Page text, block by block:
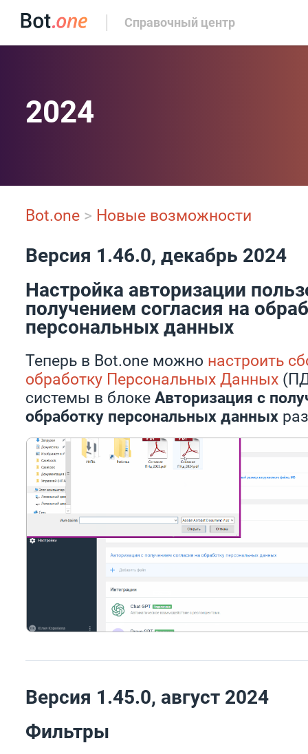
Справочный центр
2024
Bot.one > Новые возможности
Версия 1.46.0, декабрь 2024
Настройка авторизации
получением согласия на
персональных данных
Теперь в Bot.one можно настроить
обработку Персональных Данных
системы в блоке Авторизация с
обработку персональных данных
Версия 1.45.0, август 2024
Фильтры